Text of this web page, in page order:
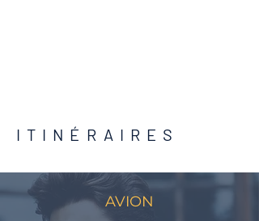
ITINÉRAIRES
AVION